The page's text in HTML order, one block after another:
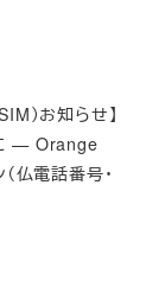
）お知らせ】
— Orange
仏電話番号・